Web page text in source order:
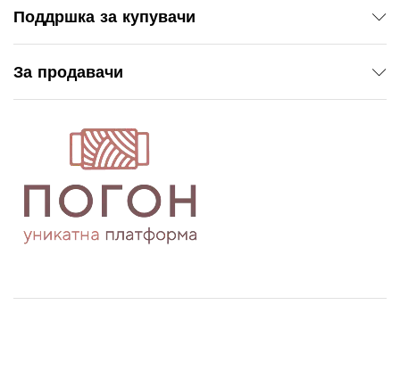
Поддршка за купувачи
За продавачи